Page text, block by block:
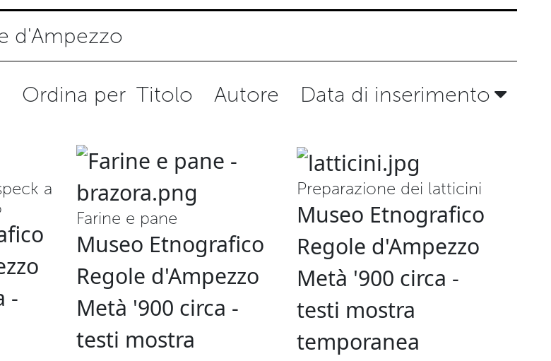
d'Ampezzo
Ordina per Titolo Autore Data di inserimento
a
-
Farine e pane
Museo Etnografico
Regole d'Ampezzo
Metà '900 circa -
testi mostra
Preparazione dei latticini
Museo Etnografico
Regole d'Ampezzo
Metà '900 circa -
testi mostra
temporanea